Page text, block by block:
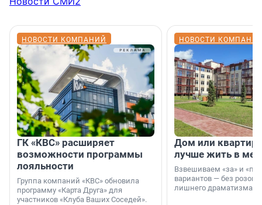
НОВОСТИ КОМПАНИЙ
ГК «КВС» расширяет
возможности программы
лояльности
Группа компаний «КВС» обновила
программу «Карта Друга» для
участников «Клуба Ваших Соседей».
НОВОСТИ
Дом или
лучше жить в
Взвешиваем «за» и
вариантов — без
лишнего драматизма.